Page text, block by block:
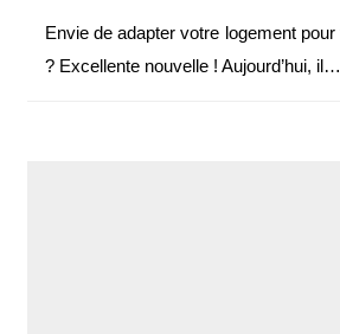
Envie de adapter votre logement pour faciliter le quotidien
? Excellente nouvelle ! Aujourd’hui, il…